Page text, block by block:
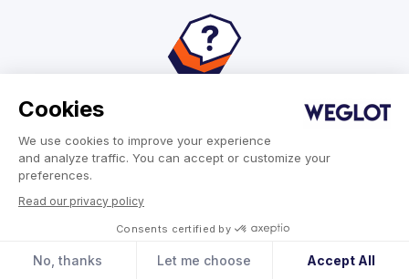
Cookies
We use cookies to improve your experience
and analyze traffic. You can accept or customize your
preferences.
Read our privacy policy
Consents certified by
No, thanks Let me choose Accept All
Vanliga frågor
Hur tillförlitliga är översättningsverktyg